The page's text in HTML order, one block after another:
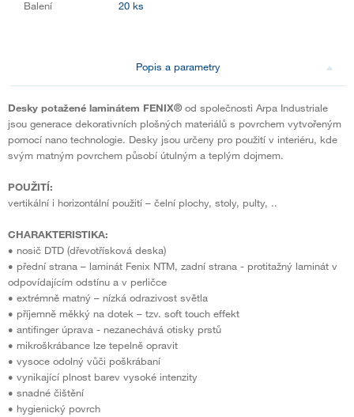
Balení
20 ks
Popis a parametry
Desky potažené laminátem FENIX® od společnosti Arpa Industriale
jsou generace dekorativních plošných materiálů s povrchem vytvořeným
pomocí nano technologie. Desky jsou určeny pro použití v interiéru, kde
svým matným povrchem působí útulným a teplým dojmem.
POUŽITÍ:
vertikální i horizontální použití – čelní plochy, stoly, pulty, ..
CHARAKTERISTIKA:
• nosič DTD (dřevotřísková deska)
• přední strana – laminát Fenix NTM, zadní strana - protitažný laminát v
odpovídajícím odstínu a v perličce
• extrémně matný – nízká odrazivost světla
• příjemně měkký na dotek – tzv. soft touch effekt
• antifinger úprava - nezanechává otisky prstů
• mikroškrábance lze tepelně opravit
• vysoce odolný vůči poškrábaní
• vynikající plnost barev vysoké intenzity
• snadné čištění
• hygienický povrch